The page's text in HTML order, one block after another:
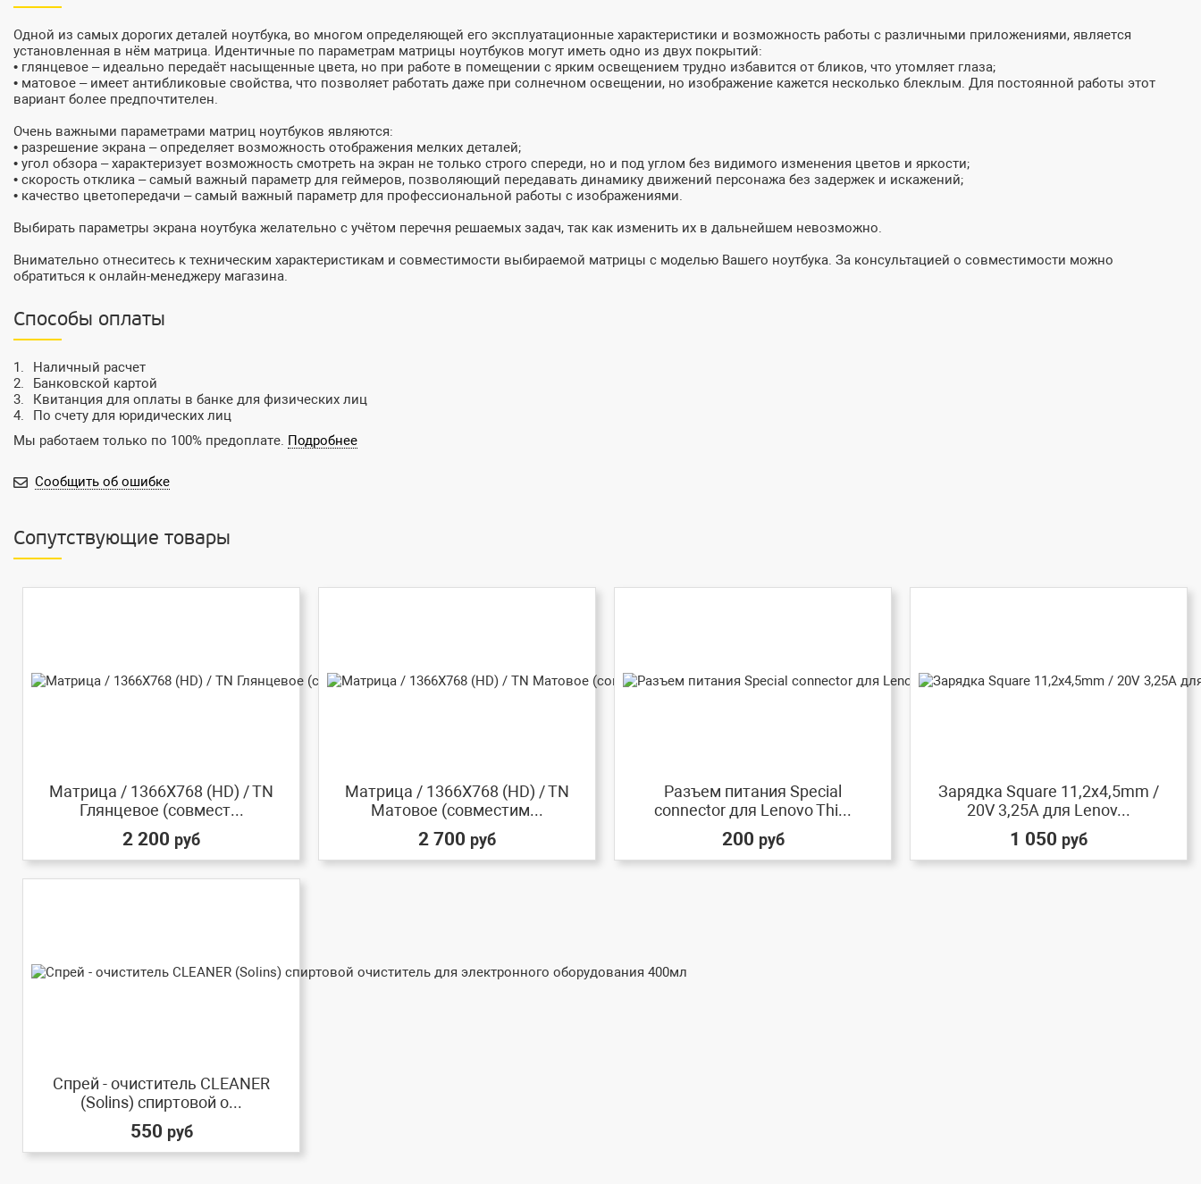
Одной из самых дорогих деталей ноутбука, во многом определяющей его эксплуатационные характеристики и возможность работы с различными приложениями, является
установленная в нём матрица. Идентичные по параметрам матрицы ноутбуков могут иметь одно из двух покрытий:
• глянцевое – идеально передаёт насыщенные цвета, но при работе в помещении с ярким освещением трудно избавится от бликов, что утомляет глаза;
• матовое – имеет антибликовые свойства, что позволяет работать даже при солнечном освещении, но изображение кажется несколько блеклым. Для постоянной работы этот
вариант более предпочтителен.
Очень важными параметрами матриц ноутбуков являются:
• разрешение экрана – определяет возможность отображения мелких деталей;
• угол обзора – характеризует возможность смотреть на экран не только строго спереди, но и под углом без видимого изменения цветов и яркости;
• скорость отклика – самый важный параметр для геймеров, позволяющий передавать динамику движений персонажа без задержек и искажений;
• качество цветопередачи – самый важный параметр для профессиональной работы с изображениями.
Выбирать параметры экрана ноутбука желательно с учётом перечня решаемых задач, так как изменить их в дальнейшем невозможно.
Внимательно отнеситесь к техническим характеристикам и совместимости выбираемой матрицы с моделью Вашего ноутбука. За консультацией о совместимости можно
обратиться к онлайн-менеджеру магазина.
Способы оплаты
Наличный расчет
Банковской картой
Квитанция для оплаты в банке для физических лиц
По счету для юридических лиц
Мы работаем только по 100% предоплате. Подробнее
Сообщить об ошибке
Сопутствующие товары
Матрица / 1366X768 (HD) / TN
Глянцевое (совмест...
2 200 руб
Матрица / 1366X768 (HD) / TN
Матовое (совместим...
2 700 руб
Разъем питания Special
connector для Lenovo Thi...
200 руб
Зарядка Square 11,2x4,5mm /
20V 3,25A для Lenov...
1 050 руб
Спрей - очиститель CLEANER
(Solins) спиртовой о...
550 руб